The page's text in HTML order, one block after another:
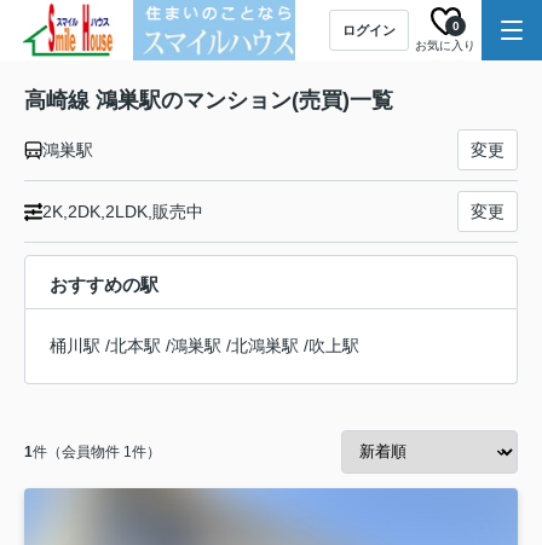
ログイン
お気に入り
0
高崎線 鴻巣駅のマンション(売買)一覧
鴻巣駅 変更
2K,2DK,2LDK,販売中 変更
おすすめの駅
桶川駅 /北本駅 /鴻巣駅 /北鴻巣駅 /吹上駅
1件（会員物件 1件）